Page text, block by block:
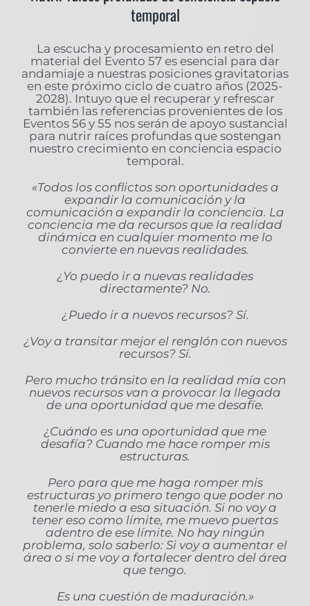
temporal
La escucha y procesamiento en retro del
material del Evento 57 es esencial para dar
andamiaje a nuestras posiciones gravitatorias
en este próximo ciclo de cuatro años (2025-
2028). Intuyo que el recuperar y refrescar
también las referencias provenientes de los
Eventos 56 y 55 nos serán de apoyo sustancial
para nutrir raíces profundas que sostengan
nuestro crecimiento en conciencia espacio
temporal.
«Todos los conflictos son oportunidades a
expandir la comunicación y la
comunicación a expandir la conciencia. La
conciencia me da recursos que la realidad
dinámica en cualquier momento me lo
convierte en nuevas realidades.
¿Yo puedo ir a nuevas realidades
directamente? No.
¿Puedo ir a nuevos recursos? Sí.
¿Voy a transitar mejor el renglón con nuevos
recursos? Sí.
Pero mucho tránsito en la realidad mía con
nuevos recursos van a provocar la llegada
de una oportunidad que me desafíe.
¿Cuándo es una oportunidad que me
desafía? Cuando me hace romper mis
estructuras.
Pero para que me haga romper mis
estructuras yo primero tengo que poder no
tenerle miedo a esa situación. Si no voy a
tener eso como límite, me muevo puertas
adentro de ese límite. No hay ningún
problema, solo saberlo: Si voy a aumentar el
área o si me voy a fortalecer dentro del área
que tengo.
Es una cuestión de maduración.»